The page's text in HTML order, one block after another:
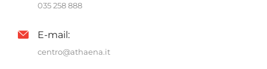
035 258 888
E-mail:
centro@athaena.it